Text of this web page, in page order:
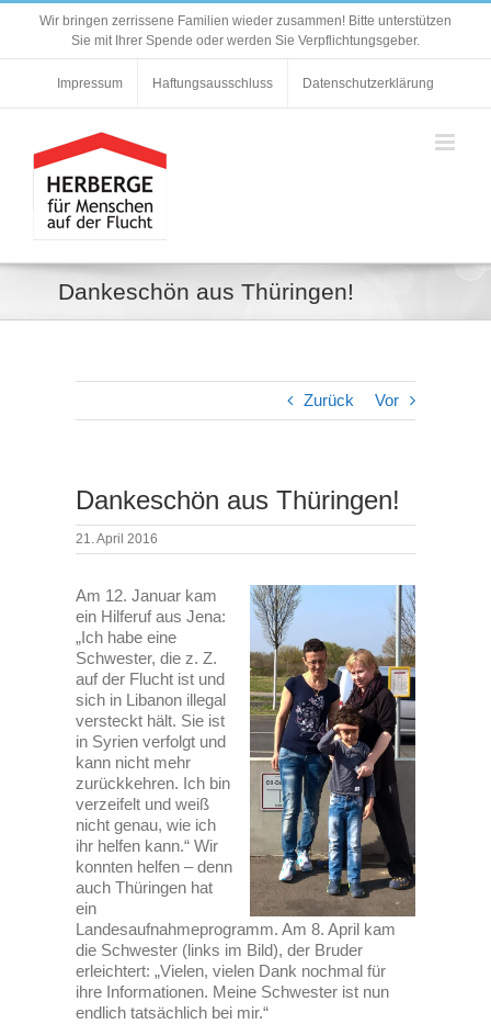
Zum
Wir bringen zerrissene Familien wieder zusammen! Bitte unterstützen
Sie mit Ihrer Spende oder werden Sie Verpflichtungsgeber.
Impressum Haftungsausschluss Datenschutzerklärung
Dankeschön aus Thüringen!
Zurück Vor
Dankeschön aus Thüringen!
21. April 2016
Am 12. Januar kam
ein Hilferuf aus Jena:
„Ich habe eine
Schwester, die z. Z.
auf der Flucht ist und
sich in Libanon illegal
versteckt hält. Sie ist
in Syrien verfolgt und
kann nicht mehr
zurückkehren. Ich bin
verzeifelt und weiß
nicht genau, wie ich
ihr helfen kann.“ Wir
konnten helfen – denn
auch Thüringen hat
ein
Landesaufnahmeprogramm. Am 8. April kam
die Schwester (links im Bild), der Bruder
erleichtert: „Vielen, vielen Dank nochmal für
ihre Informationen. Meine Schwester ist nun
endlich tatsächlich bei mir.“